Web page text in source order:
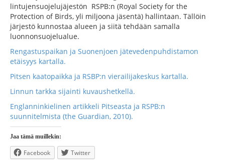
lintujensuojelujäjestön RSPB:n (Royal Society for the
Protection of Birds, yli miljoona jäsentä) hallintaan. Tällöin
järjestö kunnostaa alueen ja siitä tehdään samalla
luonnonsuojelualue.
Rengastuspaikan ja Suonenjoen jätevedenpuhdistamon
etäisyys kartalla.
Pitsen kaatopaikka ja RSBP:n vierailijakeskus kartalla.
Linnun tarkka sijainti kuvaushetkellä.
Englanninkielinen artikkeli Pitseasta ja RSPB:n
suunnitelmista (the Guardian, 2010).
Jaa tämä muillekin:
Facebook Twitter